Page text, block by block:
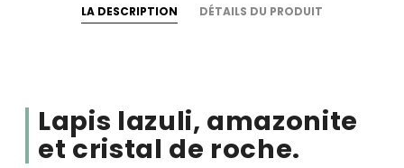
LA DESCRIPTION DÉTAILS DU PRODUIT
Lapis lazuli, amazonite
et cristal de roche.